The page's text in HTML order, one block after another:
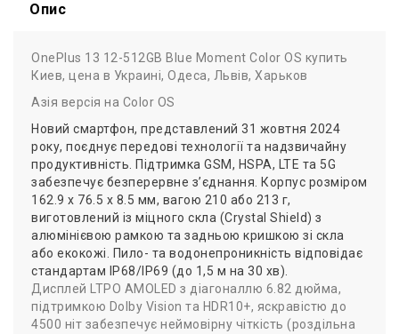
Опис
OnePlus 13 12-512GB Blue Moment Color OS купить
Киев, цена в Украині, Одеса, Львів, Харьков
Азія версія на Color OS
Новий смартфон, представлений 31 жовтня 2024
року, поєднує передові технології та надзвичайну
продуктивність. Підтримка GSM, HSPA, LTE та 5G
забезпечує безперервне з’єднання. Корпус розміром
162.9 x 76.5 x 8.5 мм, вагою 210 або 213 г,
виготовлений із міцного скла (Crystal Shield) з
алюмінієвою рамкою та задньою кришкою зі скла
або екокожі. Пило- та водонепроникність відповідає
стандартам IP68/IP69 (до 1,5 м на 30 хв).
Дисплей LTPO AMOLED з діагоналлю 6.82 дюйма,
підтримкою Dolby Vision та HDR10+, яскравістю до
4500 ніт забезпечує неймовірну чіткість (роздільна